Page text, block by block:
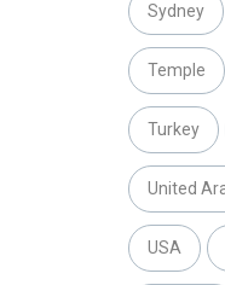
Sydney
Temple
Turkey
United
USA